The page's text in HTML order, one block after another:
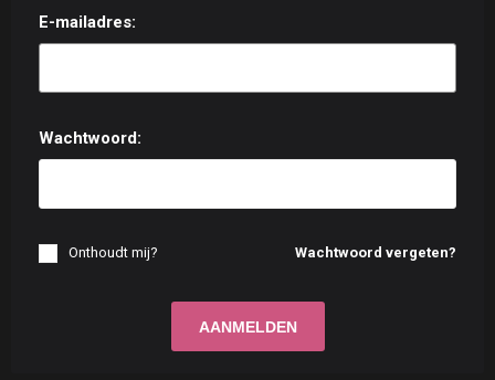
E-mailadres:
Wachtwoord:
Wachtwoord vergeten?
Onthoudt mij?